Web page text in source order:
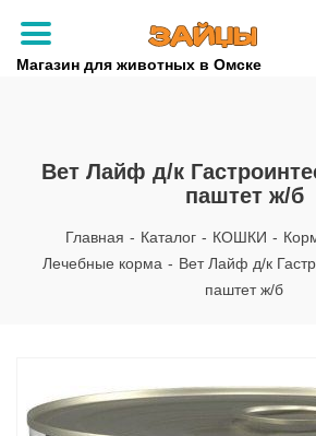
Магазин для животных в Омске
Заказать
+7 (950)
Вет Лайф д/к
паштет ж/б
Главная - Каталог - КОШКИ -
Лечебные корма - Вет Лайф д/к
паштет ж/б